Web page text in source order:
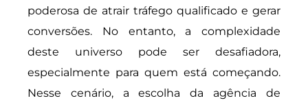
poderosa de atrair tráfego qualificado e gerar
conversões. No entanto, a complexidade
deste universo pode ser desafiadora,
especialmente para quem está começando.
Nesse cenário, a escolha da agência de